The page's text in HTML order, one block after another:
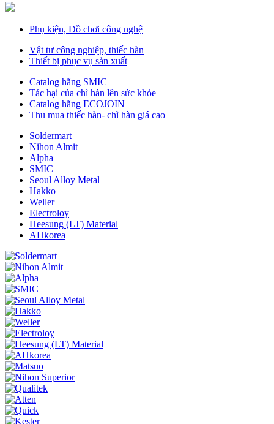
Phụ kiện, Đồ chơi công nghệ
Vật tư công nghiệp, thiếc hàn
Thiết bị phục vụ sản xuất
Catalog hãng SMIC
Tác hại của chì hàn lên sức khỏe
Catalog hãng ECOJOIN
Thu mua thiếc hàn- chì hàn giá cao
Soldermart
Nihon Almit
Alpha
SMIC
Seoul Alloy Metal
Hakko
Weller
Electroloy
Heesung (LT) Material
AHkorea